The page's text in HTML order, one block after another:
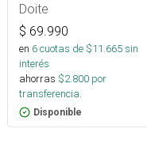
Doite
$ 69.990
en 6cuotas de $11.665sin
interés
ahorras $2.800 por
transferencia.
Disponible